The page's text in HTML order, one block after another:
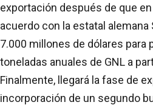
exportación después de que
acuerdo con la estatal alemana
7.000 millones de dólares para
toneladas anuales de GNL a
Finalmente, llegará la fase de
incorporación de un segundo